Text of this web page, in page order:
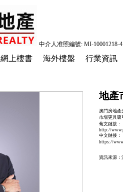
中介人准照編號: MI-10001218-4
網上樓書 海外樓盤 行業資訊
地產
澳門房地產
市場更具吸
葡文鏈接：
http://
中文鏈接：
https://
資訊來源：